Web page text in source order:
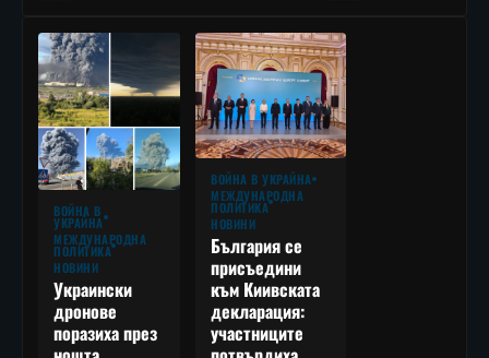
ВОЙНА В
УКРАЙНА
МЕЖДУНАРОДНА
ПОЛИТИКА
НОВИНИ
Украински
дронове
поразиха през
ВОЙНА В УКРАЙНА
МЕЖДУНАРОДНА
ПОЛИТИКА
НОВИНИ
България се
присъедини
към Киивската
декларация:
участниците